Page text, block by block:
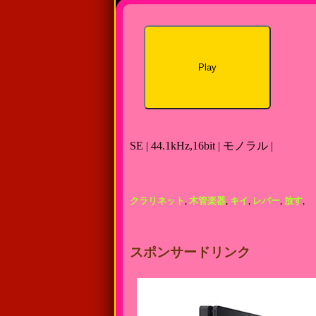
Play
SE | 44.1kHz,16bit | モノラル |
クラリネット, 木管楽器, キイ, レバー, 放す,
スポンサードリンク